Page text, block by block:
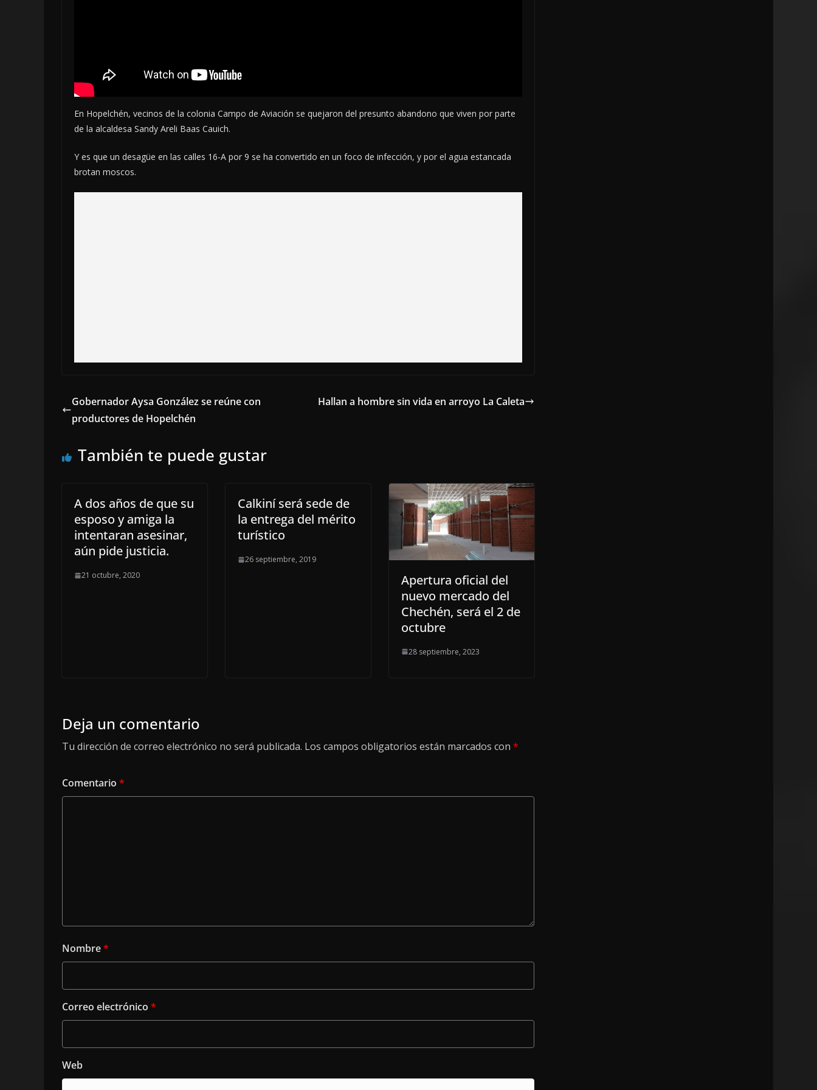
En Hopelchén, vecinos de la colonia Campo de Aviación se quejaron del presunto abandono que viven por parte
de la alcaldesa Sandy Areli Baas Cauich.
Y es que un desagüe en las calles 16-A por 9 se ha convertido en un foco de infección, y por el agua estancada
brotan moscos.
Gobernador Aysa González se reúne con
productores de Hopelchén
Hallan a hombre sin vida en arroyo La Caleta
También te puede gustar
A dos años de que su
esposo y amiga la
intentaran asesinar,
aún pide justicia.
21 octubre, 2020
Calkiní será sede de
la entrega del mérito
turístico
26 septiembre, 2019
Apertura oficial del
nuevo mercado del
Chechén, será el 2 de
octubre
28 septiembre, 2023
Deja un comentario
Tu dirección de correo electrónico no será publicada. Los campos obligatorios están marcados con *
Comentario *
Nombre*
Correo electrónico *
Web